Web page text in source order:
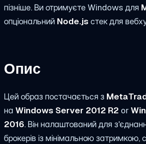
пізніше. Ви отримуєте Windows для
опціональний Node.js стек для
Опис
Цей образ постачається з
на Windows Server 2012 R2 or
2016. Він налаштований для
брокерів із мінімальною затримкою,